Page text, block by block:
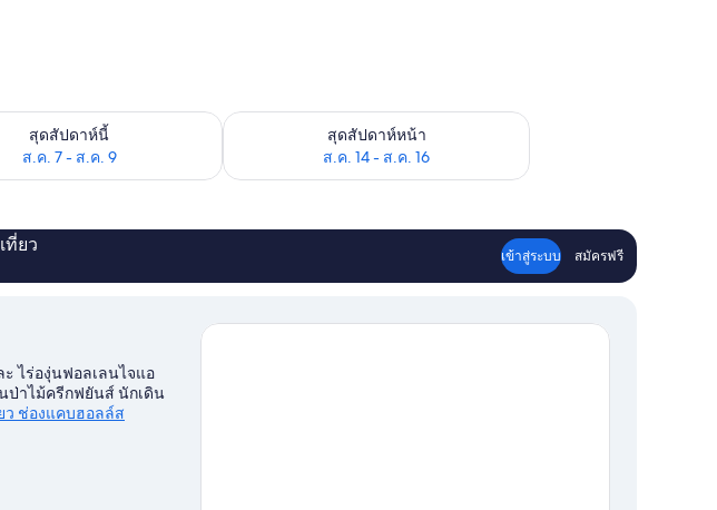
สุดสัปดาห์นี้
ส.ค. 7 - ส.ค. 9
นวนห้องพักว่างในสุดสัปดาห์นี้ ส.ค. 7 - ส.ค. 9สุดสัปดาห์หน้า
ส.ค. 14 - ส.ค. 16
ตรวจสอบจำนวนห้องพักว่างในสุดสัปดาห์หน้า ส.ค. 14 - ส.ค. 16
ที่ยว
เข้าสู่ระบบ สมัครฟรี
ไร่องุ่นฟอลเลนไจแอ
ป่าไม้ครีกฟยันส์ นักเดิน
ว ช่องแคบฮอลล์ส